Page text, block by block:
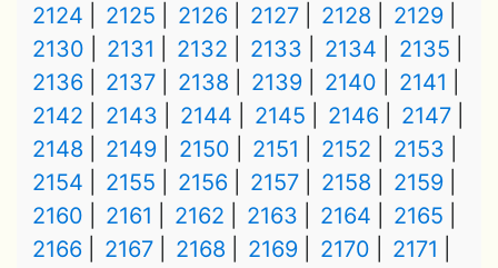
2124 2125 2126 2127 2128
2129
2130
2131 2132 2133 2134
2135
2136
2137 2138 2139 2140
2141
2142
2143 2144 2145 2146
2147
2148
2149 2150 2151 2152
2153
2154
2155 2156 2157 2158
2159
2160
2161 2162 2163 2164
2165
2166
2167 2168 2169 2170
2171